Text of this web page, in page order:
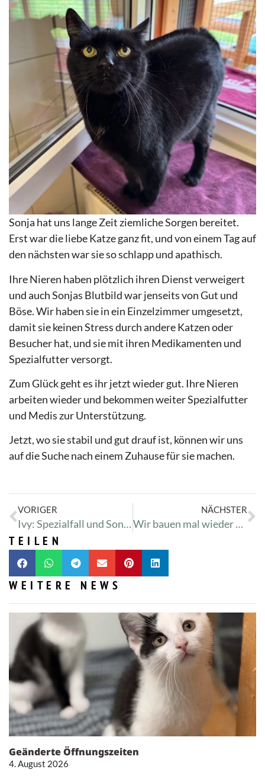
Sonja hat uns lange Zeit ziemliche Sorgen bereitet.
Erst war die liebe Katze ganz fit, und von einem Tag auf
den nächsten war sie so schlapp und apathisch.
Ihre Nieren haben plötzlich ihren Dienst verweigert
und auch Sonjas Blutbild war jenseits von Gut und
Böse. Wir haben sie in ein Einzelzimmer umgesetzt,
damit sie keinen Stress durch andere Katzen oder
Besucher hat, und sie mit ihren Medikamenten und
Spezialfutter versorgt.
Zum Glück geht es ihr jetzt wieder gut. Ihre Nieren
arbeiten wieder und bekommen weiter Spezialfutter
und Medis zur Unterstützung.
Jetzt, wo sie stabil und gut drauf ist, können wir uns
auf die Suche nach einem Zuhause für sie machen.
VORIGER
Ivy: Spezialfall und Sonnenschein
NÄCHSTER
Wir bauen mal wieder etwas Schönes
TEILEN
WEITERE NEWS
Geänderte Öffnungszeiten
4. August 2026